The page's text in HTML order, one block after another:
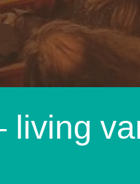
living